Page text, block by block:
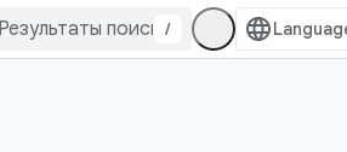
/